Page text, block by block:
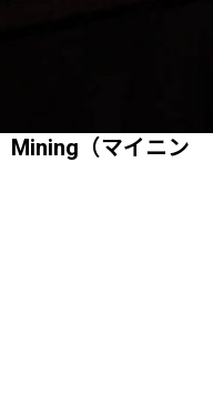
mining（マイニン